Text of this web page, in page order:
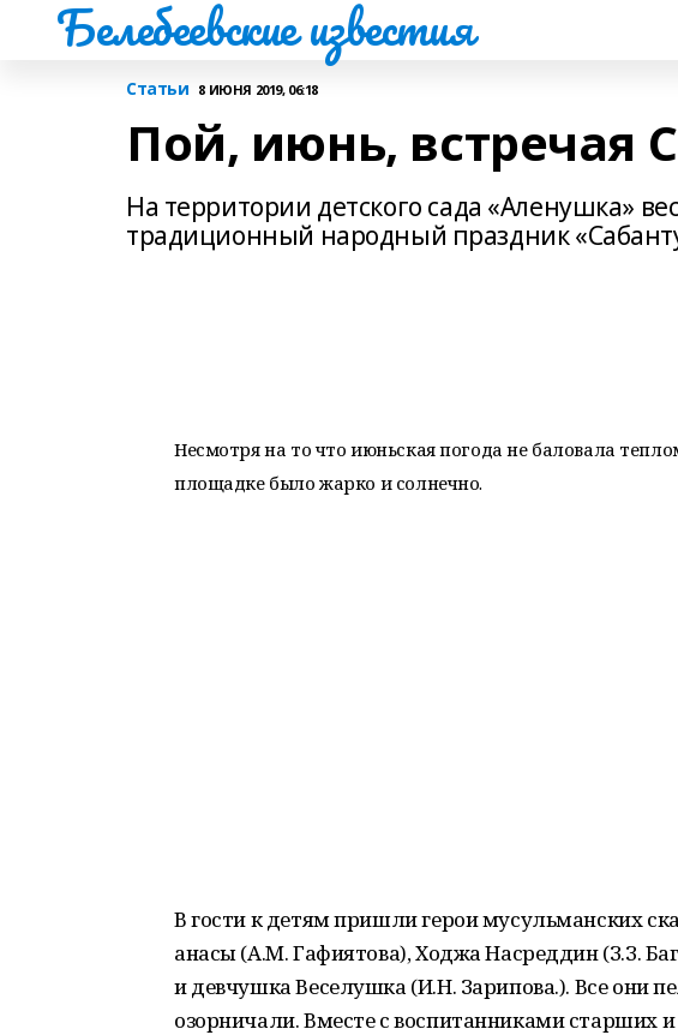
Белебеевские известия
Статьи 8 ИЮНЯ 2019, 06:18
Пой, июнь, встречая
На территории детского сада «Аленушка»
традиционный народный праздник
Несмотря на то что июньская погода не баловала
площадке было жарко и солнечно.
В гости к детям пришли герои мусульманских
анасы (А.М. Гафиятова), Ходжа Насреддин (З.З.
и девчушка Веселушка (И.Н. Зарипова.). Все они
озорничали. Вместе с воспитанниками старших